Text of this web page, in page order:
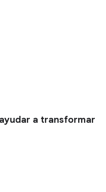
a transformar